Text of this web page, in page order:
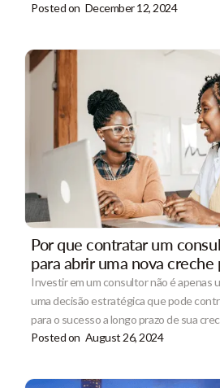
Posted on December 12, 2024
Por que contratar um
para abrir uma nova creche
Investir em um consultor não é apenas
uma decisão estratégica que pode
para o sucesso a longo prazo de sua
Posted on August 26, 2024